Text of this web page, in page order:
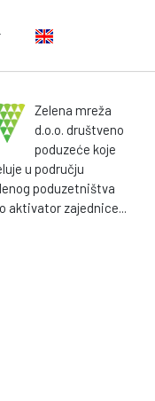
Zelena mreža
d.o.o. društveno
poduzeće koje
u području
poduzetništva
aktivator zajednice...